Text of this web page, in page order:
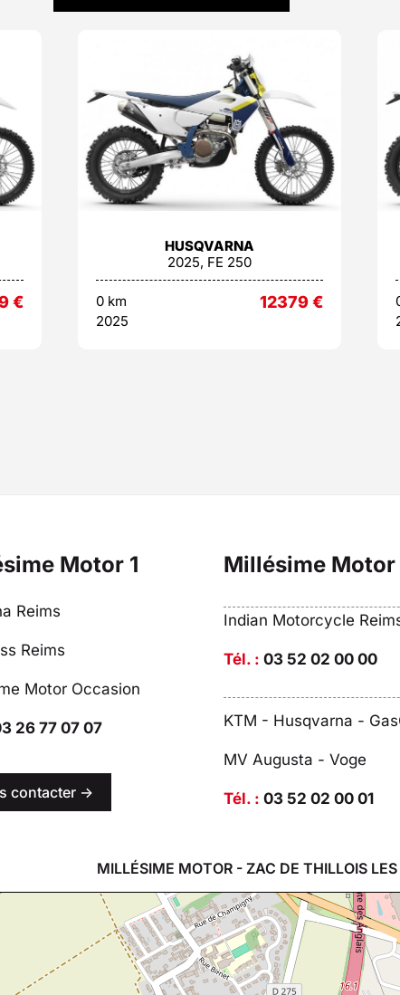
€
HUSQVARNA
2025, FE 250
0 km
2025
12379€
Motor 1
Reims
Reims
Motor Occasion
26 77 07 07
contacter ->
Millésime Motor
Indian Motorcycle
Tél. : 03 52 02 00 00
KTM - Husqvarna -
MV Augusta - Voge
Tél. : 03 52 02 00 01
MILLÉSIME MOTOR - ZAC DE THILLOIS